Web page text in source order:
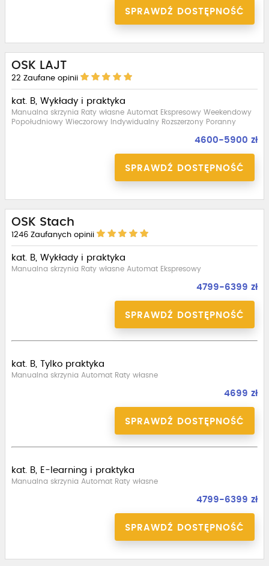
SPRAWDŹ DOSTĘPNOŚĆ
OSK LAJT
22 Zaufane opinii
kat. B, Wykłady i praktyka
Manualna skrzynia Raty własne Automat Ekspresowy Weekendowy
Popołudniowy Wieczorowy Indywidualny Rozszerzony Poranny
4600-5900 zł
SPRAWDŹ DOSTĘPNOŚĆ
OSK Stach
1246 Zaufanych opinii
kat. B, Wykłady i praktyka
Manualna skrzynia Raty własne Automat Ekspresowy
4799-6399 zł
SPRAWDŹ DOSTĘPNOŚĆ
kat. B, Tylko praktyka
Manualna skrzynia Automat Raty własne
4699 zł
SPRAWDŹ DOSTĘPNOŚĆ
kat. B, E-learning i praktyka
Manualna skrzynia Automat Raty własne
4799-6399 zł
SPRAWDŹ DOSTĘPNOŚĆ